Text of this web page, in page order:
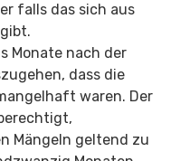
falls das sich aus
Monate nach der
dass die
waren. Der
Mängeln geltend zu